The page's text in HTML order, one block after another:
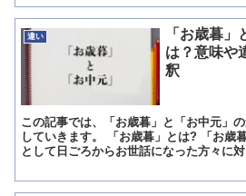
違い
「お歳暮
は？意味や
釈
この記事では、「お歳暮」と「お中元」
していきます。 「お歳暮」とは? 「お歳
として日ごろからお世話になった方々に